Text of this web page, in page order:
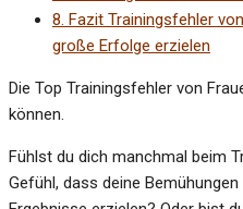
8. Fazit Trainingsfehler
große Erfolge erzielen
Die Top Trainingsfehler von
können.
Fühlst du dich manchmal beim
Gefühl, dass deine